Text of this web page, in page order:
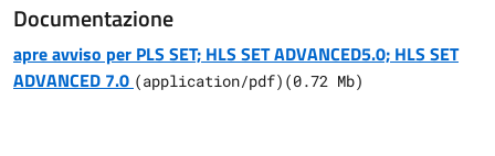
Documentazione
apre avviso per PLS SET; HLS SET ADVANCED5.0; HLS SET
ADVANCED 7.0 (application/pdf) (0.72 Mb)